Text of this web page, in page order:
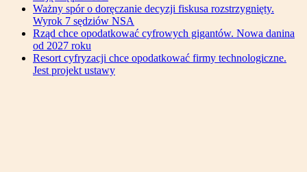
Ważny spór o doręczanie decyzji fiskusa rozstrzygnięty.
Wyrok 7 sędziów NSA
Rząd chce opodatkować cyfrowych gigantów. Nowa danina
od 2027 roku
Resort cyfryzacji chce opodatkować firmy technologiczne.
Jest projekt ustawy